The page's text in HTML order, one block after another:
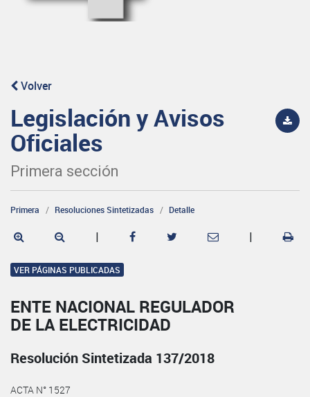
Volver
Legislación y Avisos
Oficiales
Primera sección
Primera Resoluciones Sintetizadas Detalle
| |
VER PÁGINAS PUBLICADAS
ENTE NACIONAL REGULADOR
DE LA ELECTRICIDAD
Resolución Sintetizada 137/2018
ACTA N° 1527